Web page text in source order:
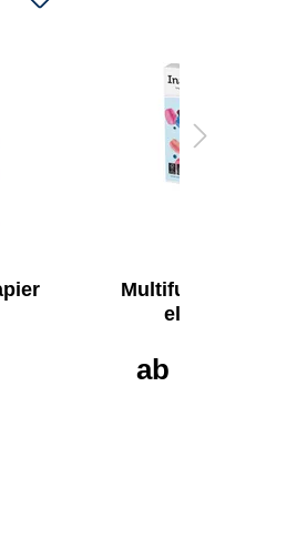
Multifunktionspapier
elite DIN A4
ab